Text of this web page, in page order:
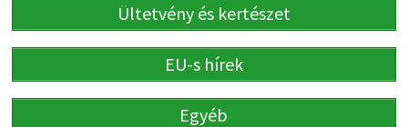
Ültetvény és kertészet
EU-s hírek
Egyéb